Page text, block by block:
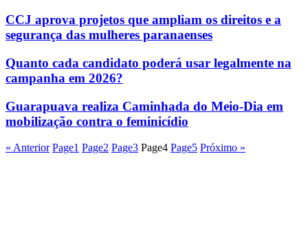
CCJ aprova projetos que ampliam os direitos e a
segurança das mulheres paranaenses
Quanto cada candidato poderá usar legalmente na
campanha em 2026?
Guarapuava realiza Caminhada do Meio-Dia em
mobilização contra o feminicídio
« Anterior Page1 Page2 Page3 Page4 Page5 Próximo »